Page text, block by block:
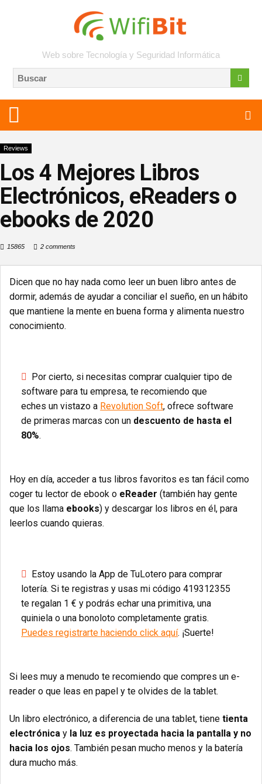
Web sobre Tecnología y Seguridad Informática
Reviews
Los 4 Mejores Libros
Electrónicos, eReaders o
ebooks de 2020
15865 2 comments
Dicen que no hay nada como leer un buen libro antes de
dormir, además de ayudar a conciliar el sueño, en un hábito
que mantiene la mente en buena forma y alimenta nuestro
conocimiento.
Por cierto, si necesitas comprar cualquier tipo de
software para tu empresa, te recomiendo que
eches un vistazo a Revolution Soft, ofrece software
de primeras marcas con un descuento de hasta el
80%.
Hoy en día, acceder a tus libros favoritos es tan fácil como
coger tu lector de ebook o eReader (también hay gente
que los llama ebooks) y descargar los libros en él, para
leerlos cuando quieras.
Estoy usando la App de TuLotero para comprar
lotería. Si te registras y usas mi código 419312355
te regalan 1 € y podrás echar una primitiva, una
quiniela o una bonoloto completamente gratis.
Puedes registrarte haciendo click aquí. ¡Suerte!
Si lees muy a menudo te recomiendo que compres un e-
reader o que leas en papel y te olvides de la tablet.
Un libro electrónico, a diferencia de una tablet, tiene tienta
electrónica y la luz es proyectada hacia la pantalla y no
hacia los ojos. También pesan mucho menos y la batería
dura mucho más.